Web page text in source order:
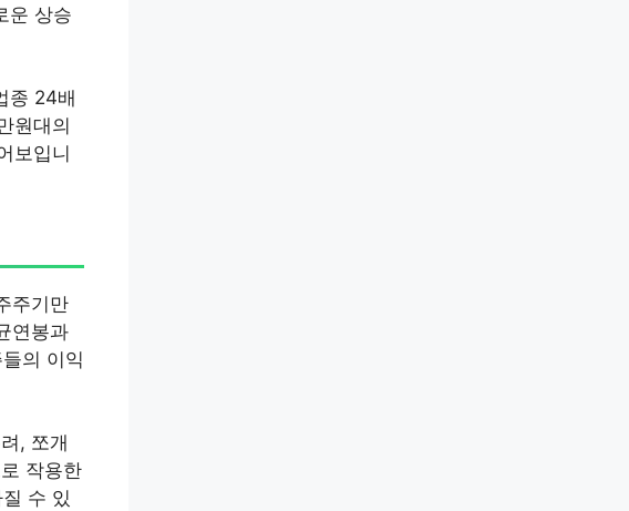
운 상승
종 24배
원대의
보입니
주기만
연봉과
의 이익
, 쪼개
작용한
수 있